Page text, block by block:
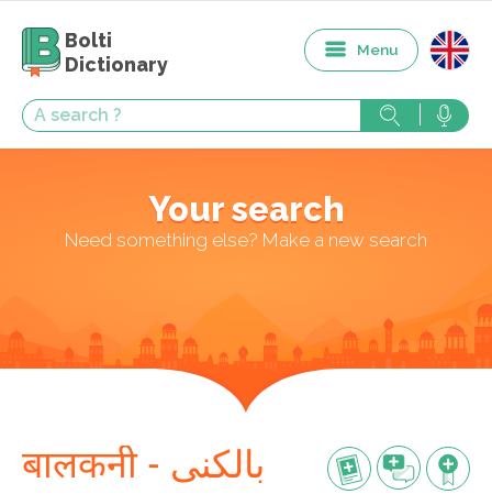
Bolti
Dictionary
Menu
Your search
Need something else? Make a new search
बालकनी - بالکنی